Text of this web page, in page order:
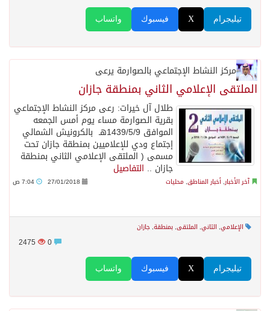
واتساب فيسبوك X تيليجرام
مركز النشاط الإجتماعي بالصوارمة يرعى
الملتقى الإعلامي الثاني بمنطقة جازان
طلال آل خيرات: رعى مركز النشاط الإجتماعي
بقرية الصوارمة مساء يوم أمس الجمعه
الموافق 1439/5/9هـ بالكرونيش الشمالي
إجتماع ودي للإعلاميين بمنطقة جازان تحت
مسمى ( الملتقى الإعلامي الثاني بمنطقة
جازان .. التفاصيل
آخر الأخبار, أخبار المناطق, محليات 27/01/2018
الإعلامي, الثاني, الملتقى, بمنطقة, جازان
2475
واتساب فيسبوك X تيليجرام